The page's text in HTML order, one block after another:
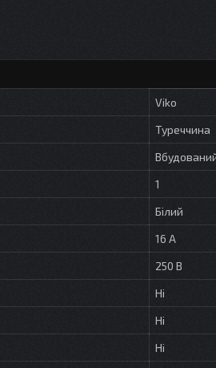
Viko
Туреччина
1
Білий
16 А
250 В
Ні
Ні
Ні